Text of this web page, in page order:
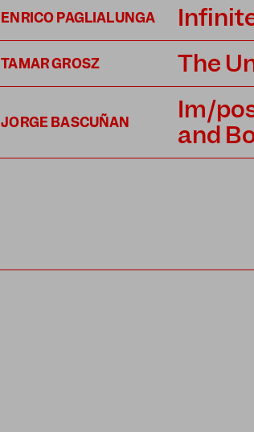
ENRICO PAGLIALUNGA
TAMAR GROSZ
The
JORGE BASCUÑAN
Im/
and